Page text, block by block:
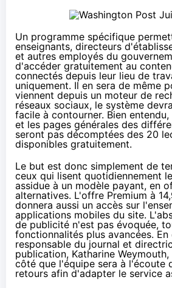
Un programme spécifique
enseignants, directeurs
et autres employés du
d'accéder gratuitement au
connectés depuis leur lieu de
uniquement. Il en sera de même
viennent depuis un moteur de
réseaux sociaux, le système
facile à contourner. Bien
et les pages générales des
seront pas décomptées des 20
disponibles gratuitement.
Le but est donc simplement de
ceux qui lisent quotidiennement
assidue à un modèle payant, en
alternatives. L'offre Premium à
donnera aussi un accès sur
applications mobiles du site.
de publicité n'est pas évoquée,
fonctionnalités plus avancées. En
responsable du journal et
publication, Katharine
côté que l'équipe sera à l'écoute
retours afin d'adapter le service